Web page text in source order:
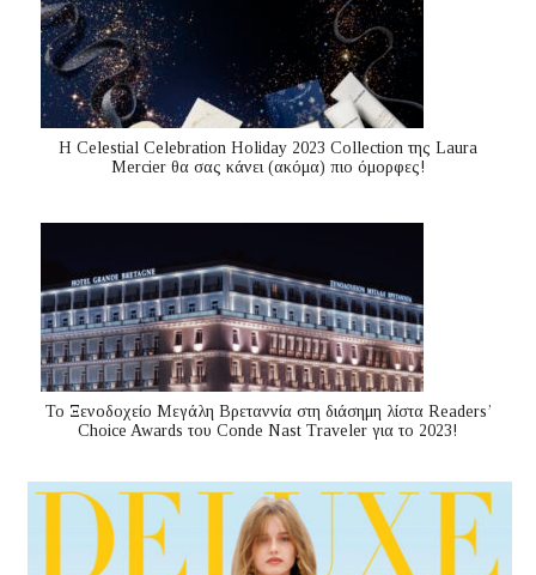
Η Celestial Celebration Holiday 2023 Collection της Laura
Mercier θα σας κάνει (ακόμα) πιο όμορφες!
Το Ξενοδοχείο Μεγάλη Βρεταννία στη διάσημη λίστα Readers’
Choice Awards του Conde Nast Traveler για το 2023!